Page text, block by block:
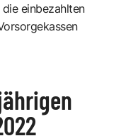
einbezahlten